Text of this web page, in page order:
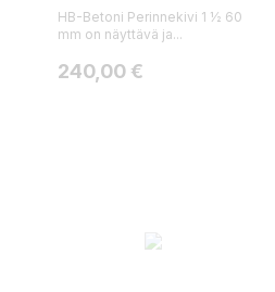
HB-Betoni Perinnekivi 1 ½ 60
mm on näyttävä ja...
Hinta
240,00 €